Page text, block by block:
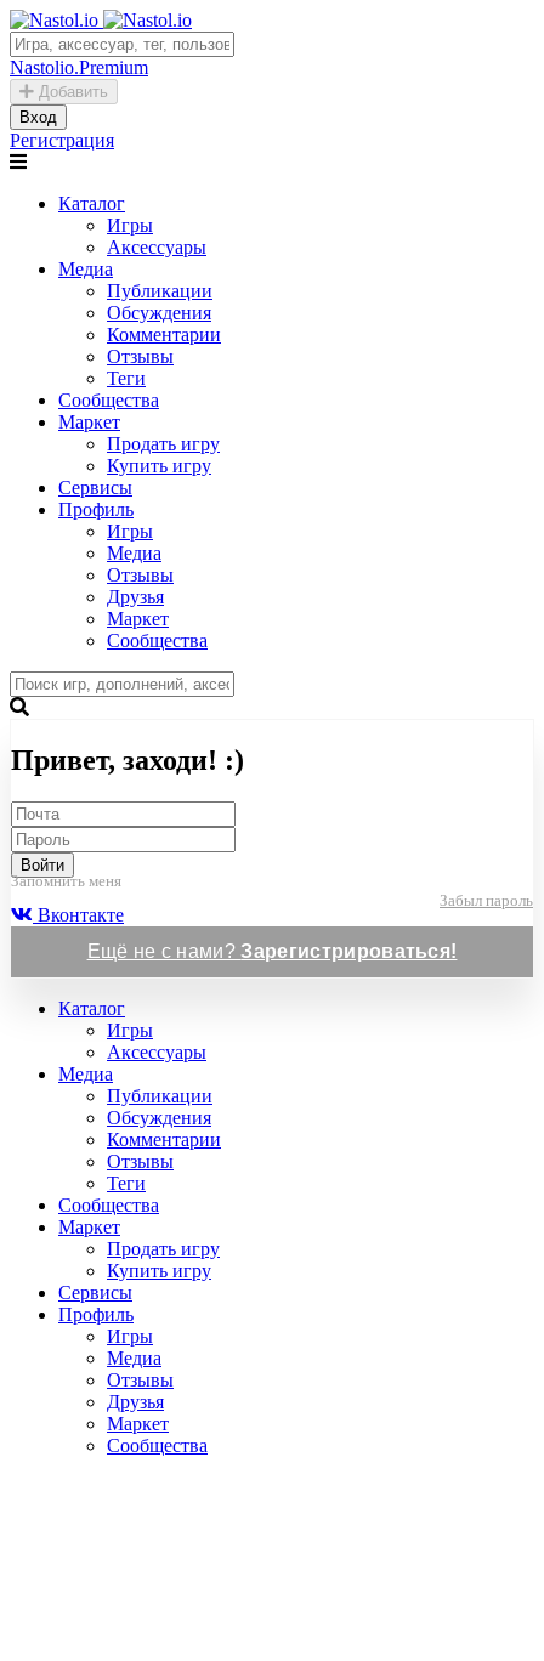
Nastolio.Premium
Добавить
Вход
Регистрация
Каталог
Игры
Аксессуары
Медиа
Публикации
Обсуждения
Комментарии
Отзывы
Теги
Сообщества
Маркет
Продать игру
Купить игру
Сервисы
Профиль
Игры
Медиа
Отзывы
Друзья
Маркет
Сообщества
Привет, заходи! :)
Войти
Запомнить меня
Забыл пароль
Вконтакте
Ещё не с нами?Зарегистрироваться!
Каталог
Игры
Аксессуары
Медиа
Публикации
Обсуждения
Комментарии
Отзывы
Теги
Сообщества
Маркет
Продать игру
Купить игру
Сервисы
Профиль
Игры
Медиа
Отзывы
Друзья
Маркет
Сообщества